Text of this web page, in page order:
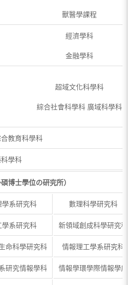
獸醫學課程
經濟學科
金融學科
超域文化科學科
綜合社會科學科 廣域科學科
教育科學科
學科
博士學位の研究所）
學系研究科 數理科學研究科
學系研究科 新領域創成科學研究科
命科學研究科 情報理工學系研究科
研究情報學科 情報學環學際情報學府